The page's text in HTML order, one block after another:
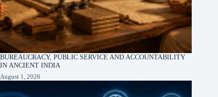
BUREAUCRACY, PUBLIC SERVICE AND ACCOUNTABILITY
IN ANCIENT INDIA
August 1, 2026